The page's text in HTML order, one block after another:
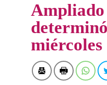
Ampliado
miércoles